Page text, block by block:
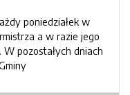
poniedziałek w
a w razie jego
pozostałych dniach